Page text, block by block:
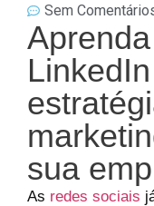
Sem
sua
As redes sociais